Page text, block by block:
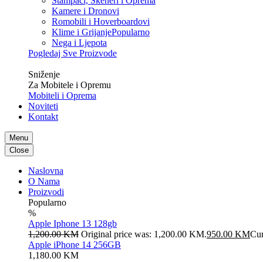
Kamere i Dronovi
Romobili i Hoverboardovi
Klime i GrijanjePopularno
Nega i Ljepota
Pogledaj Sve Proizvode
Sniženje
Za Mobitele i Opremu
Mobiteli i Oprema
Noviteti
Kontakt
Menu
Close
Naslovna
O Nama
Proizvodi
Popularno
%
Apple Iphone 13 128gb
1,200.00KM Original price was: 1,200.00 KM.950.00 KM
Apple iPhone 14 256GB
1,180.00 KM